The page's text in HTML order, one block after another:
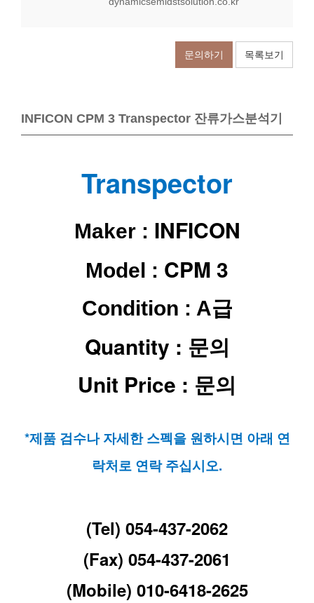
문의하기 목록보기
INFICON CPM 3 Transpector 잔류가스분석기
Transpector
Maker : INFICON
Model : CPM 3
Condition : A급
Quantity : 문의
Unit Price : 문의
*제품 검수나 자세한 스펙을 원하시면 아래 연
락처로 연락 주십시오.
(Tel) 054-437-2062
(Fax) 054-437-2061
(Mobile) 010-6418-2625